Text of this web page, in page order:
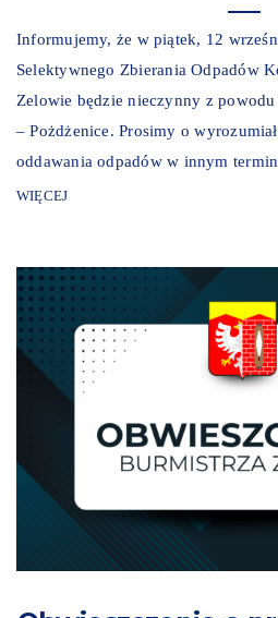
Informujemy, że w piątek, 12
Selektywnego Zbierania Odpadów
Zelowie będzie nieczynny z
– Pożdżenice. Prosimy o
oddawania odpadów w innym
WIĘCEJ